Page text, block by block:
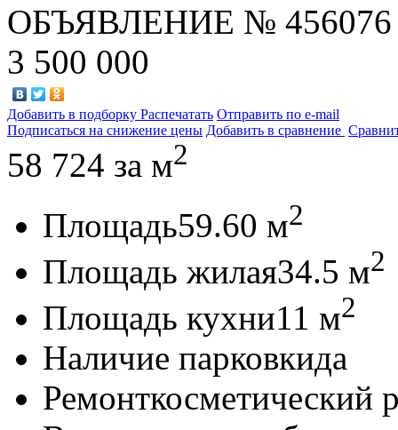
ОБЪЯВЛЕНИЕ № 456076
3 500 000
Добавить в подборку Распечатать Отправить по e-mail
Подписаться на снижение цены Добавить в сравнение
58 724 за м2
Площадь59.60 м2
Площадь жилая34.5 м2
Площадь кухни11 м2
Наличие парковкида
Ремонткосметический